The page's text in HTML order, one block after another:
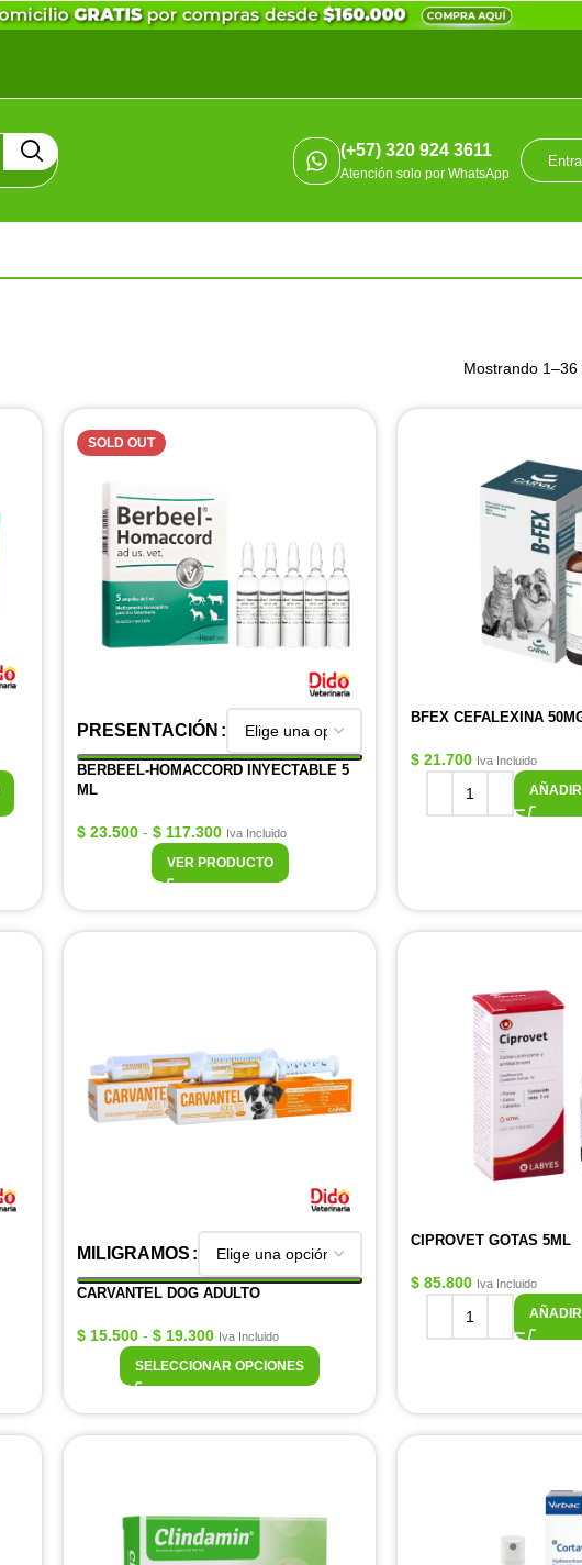
(+57) 320 924 3611
Atención solo por WhatsApp
Mostrando
SOLD OUT
PRESENTACIÓN
BERBEEL-HOMACCORD INYECTABLE 5
ML
$ 23.500 - $ 117.300 Iva Incluido
VER PRODUCTO
BFEX CEFALEXINA
$ 21.700 Iva Incluido
MILIGRAMOS
CARVANTEL DOG ADULTO
$ 15.500 - $ 19.300 Iva Incluido
SELECCIONAR OPCIONES
CIPROVET GOTAS 5ML
$ 85.800 Iva Incluido